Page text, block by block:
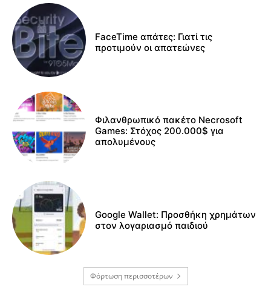
FaceTime απάτες: Γιατί τις
προτιμούν οι απατεώνες
Φιλανθρωπικό πακέτο Necrosoft
Games: Στόχος 200.000$ για
απολυμένους
Google Wallet: Προσθήκη χρημάτων
στον λογαριασμό παιδιού
Φόρτωση περισσοτέρων